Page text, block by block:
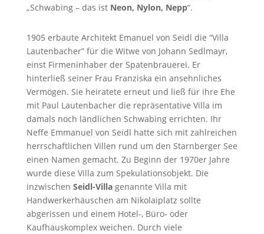
„Schwabing – das ist Neon, Nylon, Nepp“.
1905 erbaute Architekt Emanuel von Seidl die “Villa
Lautenbacher” für die Witwe von Johann Sedlmayr,
einst Firmeninhaber der Spatenbrauerei. Er
hinterließ seiner Frau Franziska ein ansehnliches
Vermögen. Sie heiratete erneut und ließ für ihre Ehe
mit Paul Lautenbacher die repräsentative Villa im
damals noch ländlichen Schwabing errichten. Ihr
Neffe Emmanuel von Seidl hatte sich mit zahlreichen
herrschaftlichen Villen rund um den Starnberger See
einen Namen gemacht. Zu Beginn der 1970er Jahre
wurde diese Villa zum Spekulationsobjekt. Die
inzwischen Seidl-Villagenannte Villa mit
Handwerkerhäuschen am Nikolaiplatz sollte
abgerissen und einem Hotel-, Büro- oder
Kaufhauskomplex weichen. Durch viele